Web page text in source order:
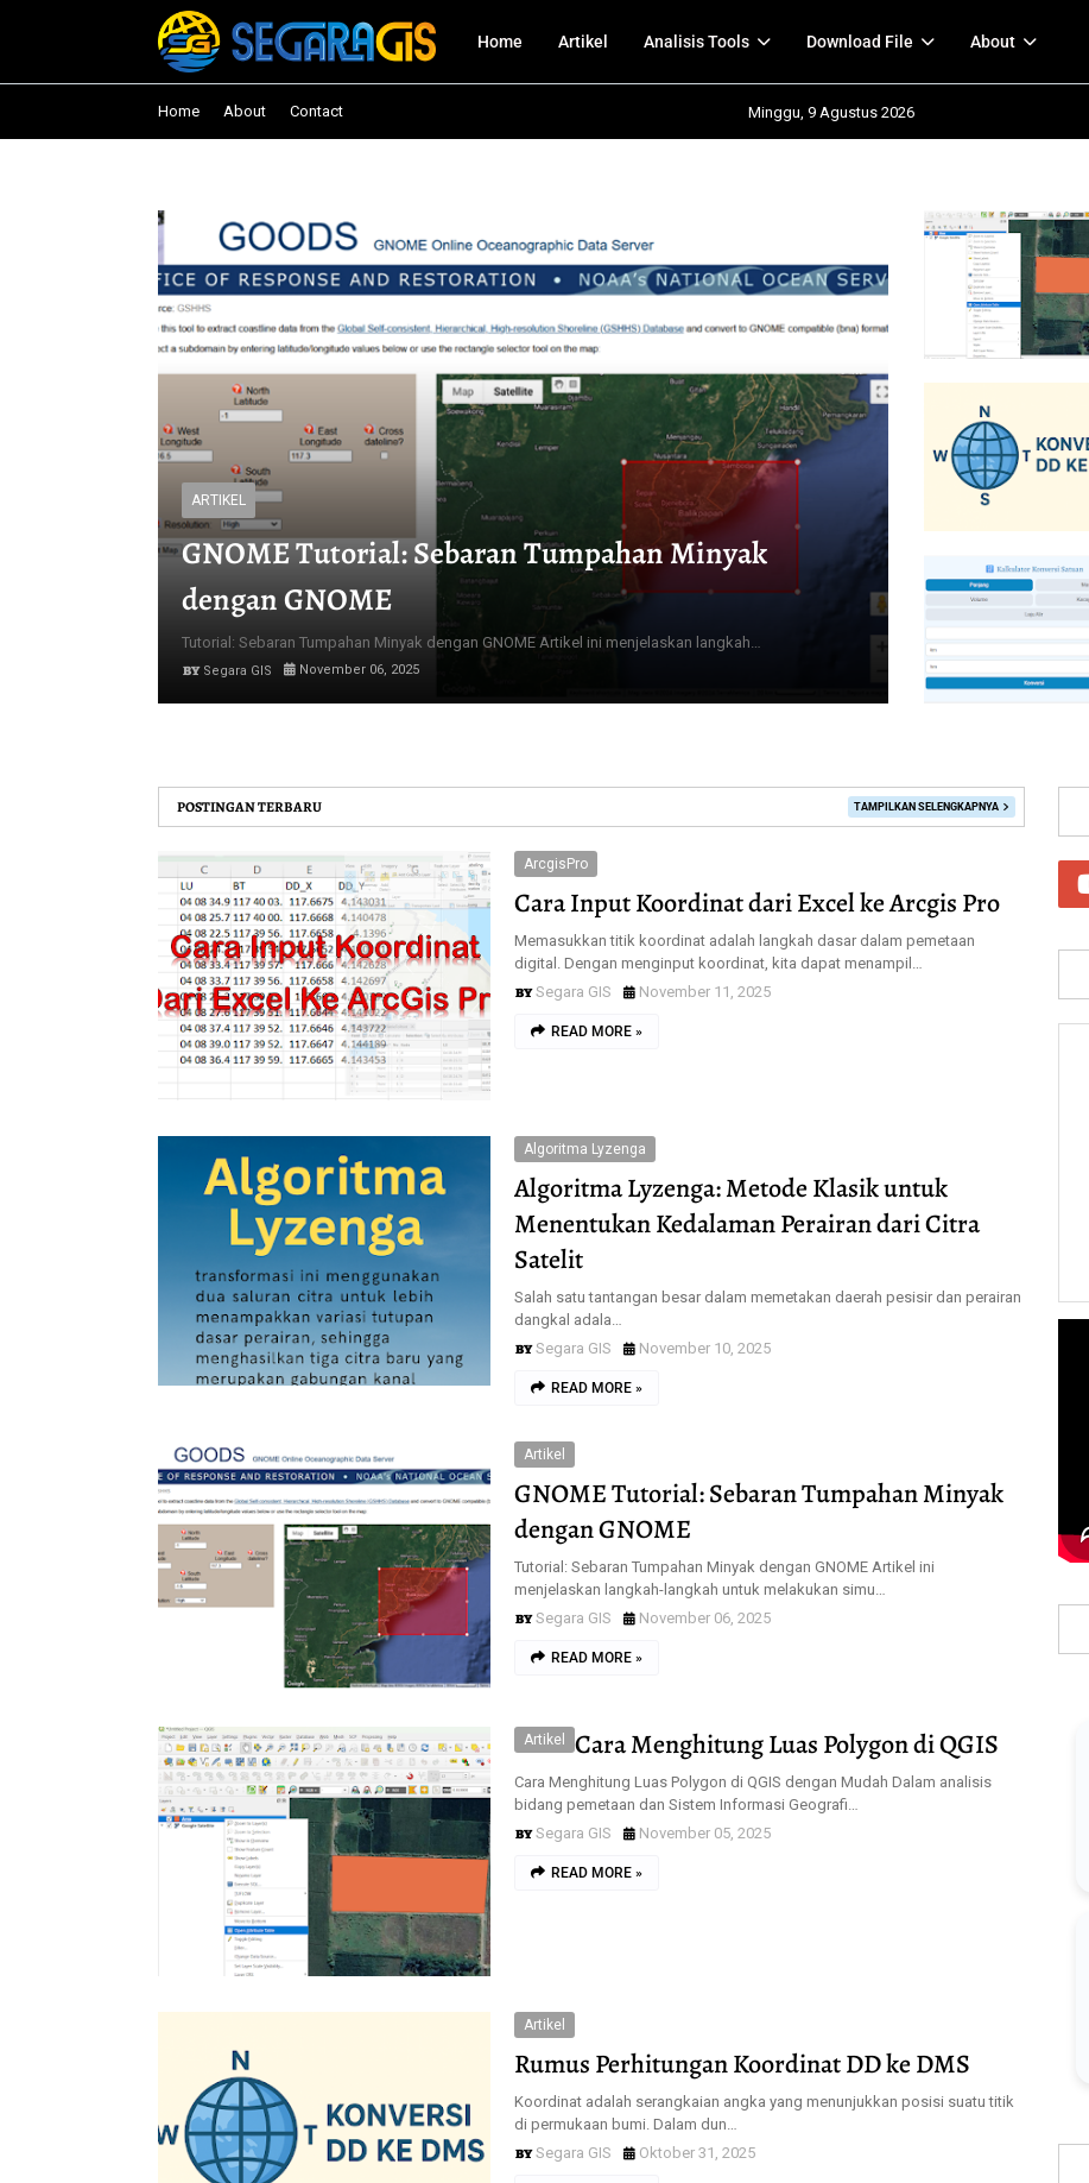
Home Artikel Analisis Tools Download File About
Home About Contact Minggu, 9 Agustus 2026
ARTIKEL
GNOME Tutorial: Sebaran Tumpahan Minyak
dengan GNOME
Tutorial: Sebaran Tumpahan Minyak dengan GNOME Artikel ini menjelaskan langkah…
Segara GIS November 06, 2025
POSTINGAN TERBARU TAMPILKAN SELENGKAPNYA
ArcgisPro
Cara Input Koordinat dari Excel ke Arcgis Pro
Memasukkan titik koordinat adalah langkah dasar dalam pemetaan
digital. Dengan menginput koordinat, kita dapat menampil…
Segara GIS
November 11, 2025
READ MORE »
Algoritma Lyzenga
Algoritma Lyzenga: Metode Klasik untuk
Menentukan Kedalaman Perairan dari Citra
Satelit
Salah satu tantangan besar dalam memetakan daerah pesisir dan perairan
dangkal adala…
Segara GIS
November 10, 2025
READ MORE »
Artikel
GNOME Tutorial: Sebaran Tumpahan Minyak
dengan GNOME
Tutorial: Sebaran Tumpahan Minyak dengan GNOME Artikel ini
menjelaskan langkah-langkah untuk melakukan simu…
Segara GIS
November 06, 2025
READ MORE »
Artikel Cara Menghitung Luas Polygon di QGIS
Cara Menghitung Luas Polygon di QGIS dengan Mudah Dalam analisis
bidang pemetaan dan Sistem Informasi Geografi…
Segara GIS
November 05, 2025
READ MORE »
Artikel
Rumus Perhitungan Koordinat DD ke DMS
Koordinat adalah serangkaian angka yang menunjukkan posisi suatu titik
di permukaan bumi. Dalam dun…
Segara GIS
Oktober 31, 2025